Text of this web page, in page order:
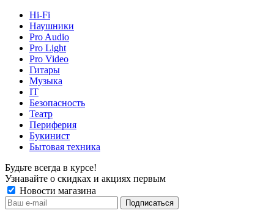
Hi-Fi
Наушники
Pro Audio
Pro Light
Pro Video
Гитары
Музыка
IT
Безопасность
Театр
Периферия
Букинист
Бытовая техника
Будьте всегда в курсе!
Узнавайте о скидках и акциях первым
Новости магазина